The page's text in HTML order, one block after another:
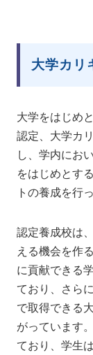
大学カリ
大学をはじめ
認定、大学カ
し、学内にお
をはじめとす
トの養成を行
認定養成校は
える機会を作
に貢献できる
ており、さら
で取得できる
がっています
ており、学生